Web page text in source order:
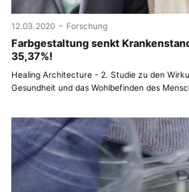
12.03.2020 - Forschung
Farbgestaltung senkt
35,37%!
Healing Architecture - 2. Studie zu den
Gesundheit und das Wohlbefinden des